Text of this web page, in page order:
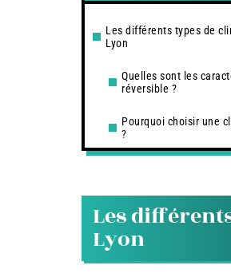
Les différents types de
Lyon
Quelles sont les
réversible ?
Pourquoi choisir une
?
Les
Lyon